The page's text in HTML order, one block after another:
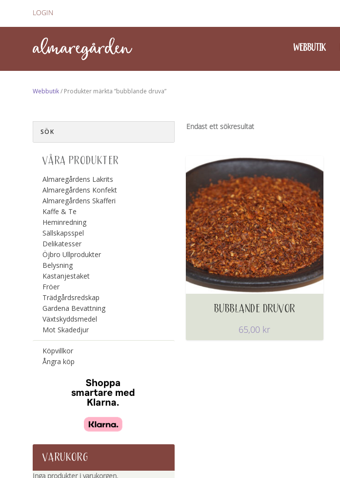
LOGIN
WEBBUTIK
Webbutik/ Produkter märkta ”bubblande druva”
Endast ett sökresultat
BUBBLANDE DRUVOR
65,00 kr
VÅRA PRODUKTER
Almaregårdens Lakrits
Almaregårdens Konfekt
Almaregårdens Skafferi
Kaffe & Te
Heminredning
Sällskapsspel
Delikatesser
Öjbro Ullprodukter
Belysning
Kastanjestaket
Fröer
Trädgårdsredskap
Gardena Bevattning
Växtskyddsmedel
Mot Skadedjur
Köpvillkor
Ångra köp
VARUKORG
Inga produkter i varukorgen.